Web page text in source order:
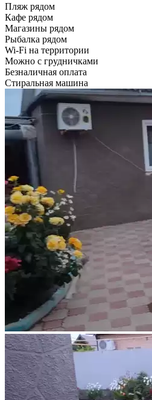
Пляж рядом
Кафе рядом
Магазины рядом
Рыбалка рядом
Wi-Fi на территории
Можно с грудничками
Безналичная оплата
Стиральная машина